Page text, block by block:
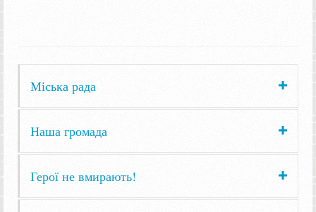
Міська рада
Наша громада
Герої не вмирають!